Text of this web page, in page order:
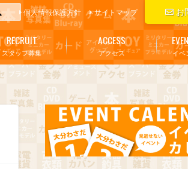
お
個人情報保護方針 サイトマップ
スタッフ募集
RECRUIT
アクセス
ACCESS
イベ